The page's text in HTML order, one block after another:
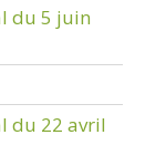
du 5 juin
du 22 avril